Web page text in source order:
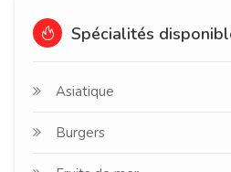
Spécialités
Asiatique
Burgers